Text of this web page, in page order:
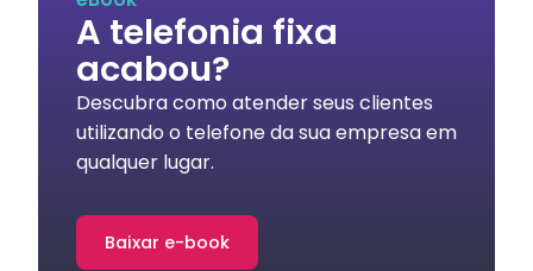
A telefonia fixa
acabou?
Descubra como atender seus clientes
utilizando o telefone da sua empresa em
qualquer lugar.
Baixar e-book